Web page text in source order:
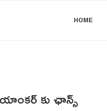
HOME
కు ఛాన్స్